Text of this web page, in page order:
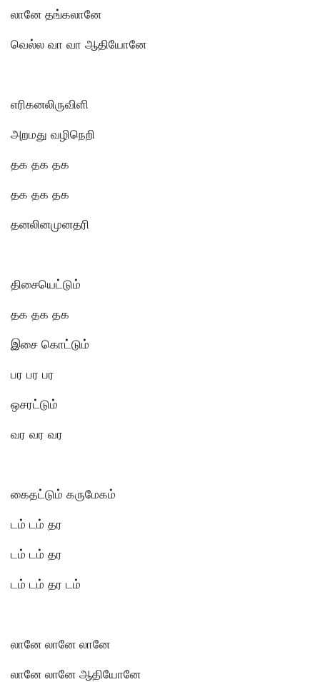
லானே தங்கலானே
வெல்ல வா வா ஆதியோனே
எரிகனலிருவிளி
அறமது வழிநெறி
தக தக தக
தக தக தக
தனலினமுனதரி
திசையெட்டும்
தக தக தக
இசை கொட்டும்
பர பர பர
ஒசரட்டும்
வர வர வர
கைதட்டும் கருமேகம்
டம் டம் தர
டம் டம் தர
டம் டம் தர டம்
லானே லானே லானே
லானே லானே ஆதியோனே